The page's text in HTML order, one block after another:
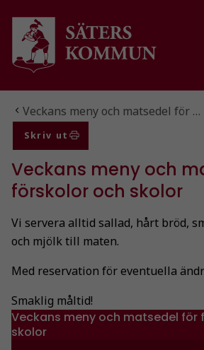
Gå till innehåll
Gå till huvudmeny
Gå till sidomeny
Du är här:
Veckans meny och matsedel för …
Skriv ut
Veckans meny och
förskolor och skolor
Vi servera alltid sallad, hårt bröd,
och mjölk till maten.
Med reservation för eventuella
Smaklig måltid!
Veckans meny och matsedel för
skolor